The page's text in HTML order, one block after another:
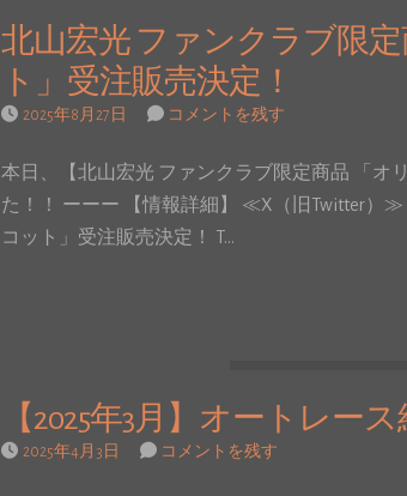
北山宏光 ファンクラブ限
ト」受注販売決定！
2025年8月27日 コメントを残す
本日、【北山宏光 ファンクラブ限定商品 「オ
た！！ ーーー 【情報詳細】 ≪X（旧Twitter）
コット」受注販売決定！ T…
【2025年3月】オートレース
2025年4月3日 コメントを残す